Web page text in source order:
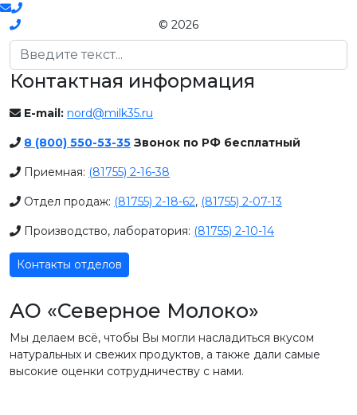
© 2026
Поиск
Контактная информация
E-mail: nord@milk35.ru
8 (800) 550-53-35 Звонок по РФ бесплатный
Приемная: (81755) 2-16-38
Отдел продаж: (81755) 2-18-62, (81755) 2-07-13
Производство, лаборатория: (81755) 2-10-14
Контакты отделов
АО «Северное Молоко»
Мы делаем всё, чтобы Вы могли насладиться вкусом
натуральных и свежих продуктов, а также дали самые
высокие оценки сотрудничеству с нами.